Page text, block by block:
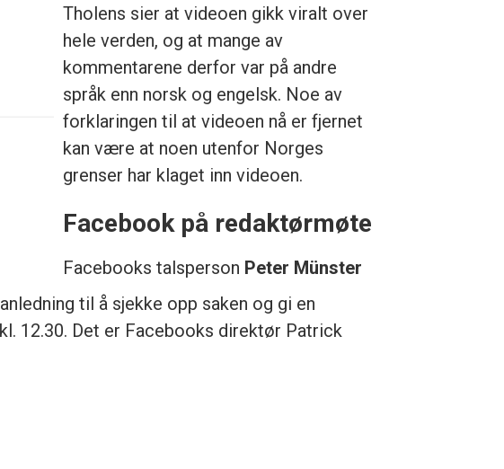
Tholens sier at videoen gikk viralt over
hele verden, og at mange av
kommentarene derfor var på andre
språk enn norsk og engelsk. Noe av
forklaringen til at videoen nå er fjernet
kan være at noen utenfor Norges
grenser har klaget inn videoen.
Facebook på redaktørmøte
Facebooks talsperson Peter Münster
til å sjekke opp saken og gi en
12.30. Det er Facebooks direktør Patrick